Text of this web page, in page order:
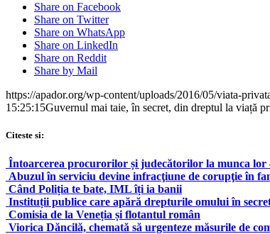
Share on Facebook
Share on Twitter
Share on WhatsApp
Share on LinkedIn
Share on Reddit
Share by Mail
https://apador.org/wp-content/uploads/2016/05/viata-
15:25:15Guvernul mai taie, în secret, din dreptul la viață
Citeste si:
Întoarcerea procurorilor și judecătorilor la munca lor
Abuzul în serviciu devine infracţiune de corupţie în
Când Poliția te bate, IML îți ia banii
Instituții publice care apără drepturile omului în
Comisia de la Veneția și flotantul român
Viorica Dăncilă, chemată să urgenteze măsurile de